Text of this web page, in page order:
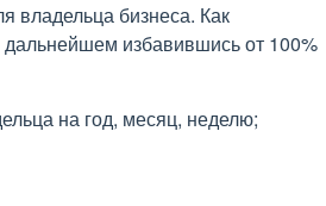
владельца бизнеса. Как
дальнейшем избавившись от 100%
на год, месяц, неделю;